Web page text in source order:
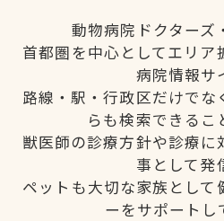
動物病院ドクターズ
首都圏を中心としてエリア
病院情報サ
路線・駅・行政区だけでな
らも検索できるこ
獣医師の診療方針や診療
事として発
ペットも大切な家族として
ーをサポートし